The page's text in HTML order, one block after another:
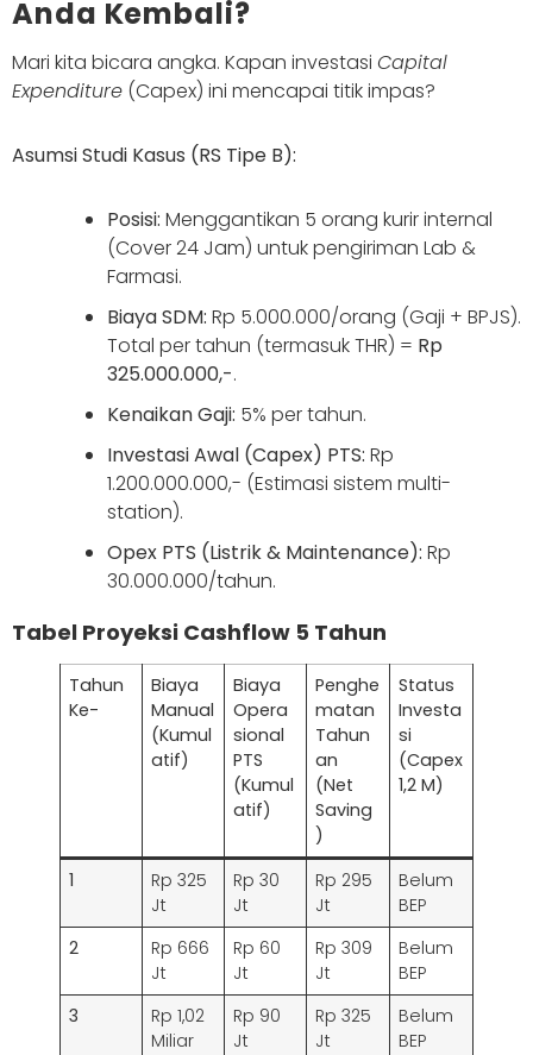
Anda Kembali?
Mari kita bicara angka. Kapan investasi Capital
Expenditure (Capex) ini mencapai titik impas?
Asumsi Studi Kasus (RS Tipe B):
Posisi: Menggantikan 5 orang kurir internal
(Cover 24 Jam) untuk pengiriman Lab &
Farmasi.
Biaya SDM: Rp 5.000.000/orang (Gaji + BPJS).
Total per tahun (termasuk THR) = Rp
325.000.000,-.
Kenaikan Gaji: 5% per tahun.
Investasi Awal (Capex) PTS: Rp
1.200.000.000,- (Estimasi sistem multi-
station).
Opex PTS (Listrik & Maintenance): Rp
30.000.000/tahun.
Tabel Proyeksi Cashflow 5 Tahun
Tahun
Ke-
Biaya
Manual
(Kumul
atif)
Biaya
Opera
sional
PTS
(Kumul
atif)
Penghe
matan
Tahun
an
(Net
Saving
)
Status
Investa
si
(Capex
1,2 M)
1
Rp 325
Jt
Rp 30
Jt
Rp 295
Jt
Belum
BEP
2
Rp 666
Jt
Rp 60
Jt
Rp 309
Jt
Belum
BEP
3
Rp 1,02
Miliar
Rp 90
Jt
Rp 325
Jt
Belum
BEP